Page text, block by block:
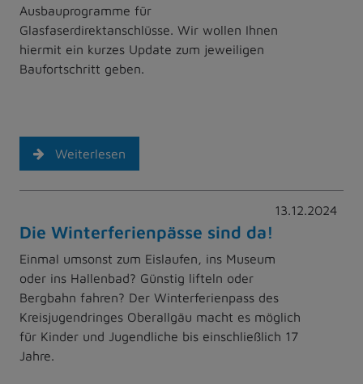
Ausbauprogramme für
Glasfaserdirektanschlüsse. Wir wollen Ihnen
hiermit ein kurzes Update zum jeweiligen
Baufortschritt geben.
Weiterlesen
13.12.2024
Die Winterferienpässe sind da!
Einmal umsonst zum Eislaufen, ins Museum
oder ins Hallenbad? Günstig lifteln oder
Bergbahn fahren? Der Winterferienpass des
Kreisjugendringes Oberallgäu macht es möglich
für Kinder und Jugendliche bis einschließlich 17
Jahre.